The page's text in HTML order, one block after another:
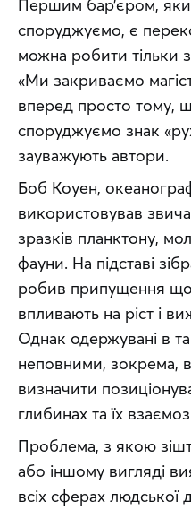
Першим бар’єром,
споруджуємо, є
можна робити тільки
«Ми закриваємо
вперед просто тому,
споруджуємо знак
зауважують автори.
Боб Коуен,
використовував
зразків планктону,
фауни. На підставі
робив припущення
впливають на ріст і
Однак одержувані в
неповними, зокрема,
визначити
глибинах та їх
Проблема, з якою
або іншому вигляді
всіх сферах людської